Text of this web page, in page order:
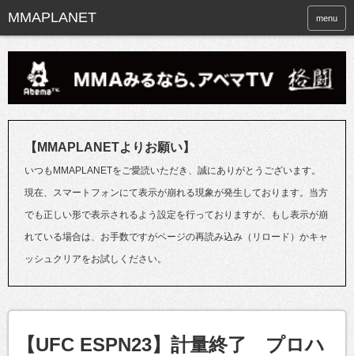
menu
【MMAPLANETよりお願い】
いつもMMAPLANETをご愛読いただき、誠にありがとうございます。
現在、スマートフォンにて表示が崩れる現象が発生しております。当方
でも正しい形で表示されるよう設定を行っておりますが、もし表示が崩
れている場合は、お手数ですがページの再読み込み（リロード）かキャ
ッシュクリアをお試しください。
【UFC ESPN23】計量終了 プロハ